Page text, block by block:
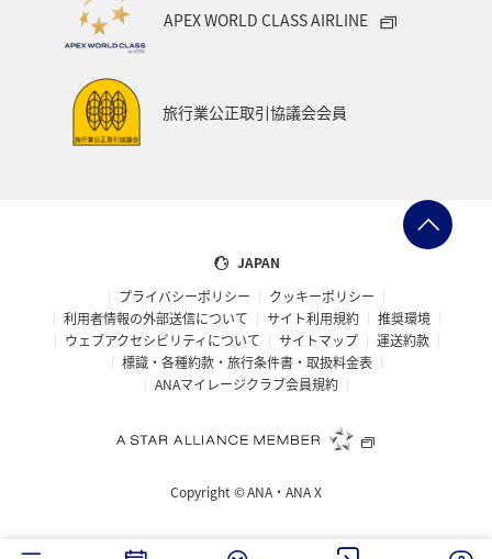
APEX WORLD CLASS AIRLINE
旅行業公正取引協議会会員
JAPAN
プライバシーポリシー
クッキーポリシー
利用者情報の外部送信について
サイト利用規約
推奨環境
ウェブアクセシビリティについて
サイトマップ
運送約款
標識・各種約款・旅行条件書・取扱料金表
ANAマイレージクラブ会員規約
Copyright ©ANA・ANA X